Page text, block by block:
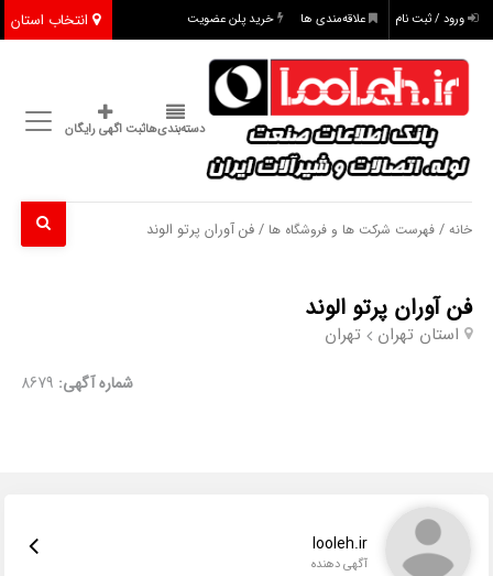
انتخاب استان ورود / ثبت نام علاقه‌مندی ها خرید پلن عضویت
دسته‌بندی‌هاثبت اگهی رایگان
خانه /فهرست شرکت ها و فروشگاه ها / فن آوران پرتو الوند
فن آوران پرتو الوند
استان تهران تهران
شماره آگهی: 8679
looleh.ir
آگهی دهنده